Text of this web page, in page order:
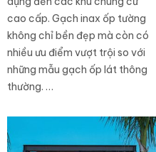
cao cấp. Gạch inax ốp tường
không chỉ bền đẹp mà còn có
nhiều ưu điểm vượt trội so với
những mẫu gạch ốp lát thông
thường. …